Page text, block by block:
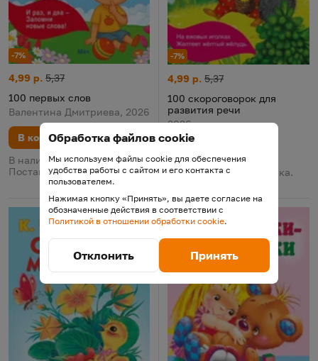
-7%
100 первых слов
Цена:
4,99 р.
Старая цена:
5,37
100 первых слов
Валентина Дмитриева, 2026
В корзину
В наличии у поставщика.
Поставка 12 августа
-7%
100 скороговорок для
Цена:
4,99 р.
Старая цена:
5,37
100 скороговорок для
развития речи
2026
В наличии у поставщика.
Обработка файлов cookie
Мы используем файлы cookie для обеспечения
удобства работы с сайтом и его контакта с
пользователем.
Нажимая кнопку «Принять», вы даете согласие на
обозначенные действия в соответствии с
Политикой в отношении обработки cookie.
Отклонить Принять